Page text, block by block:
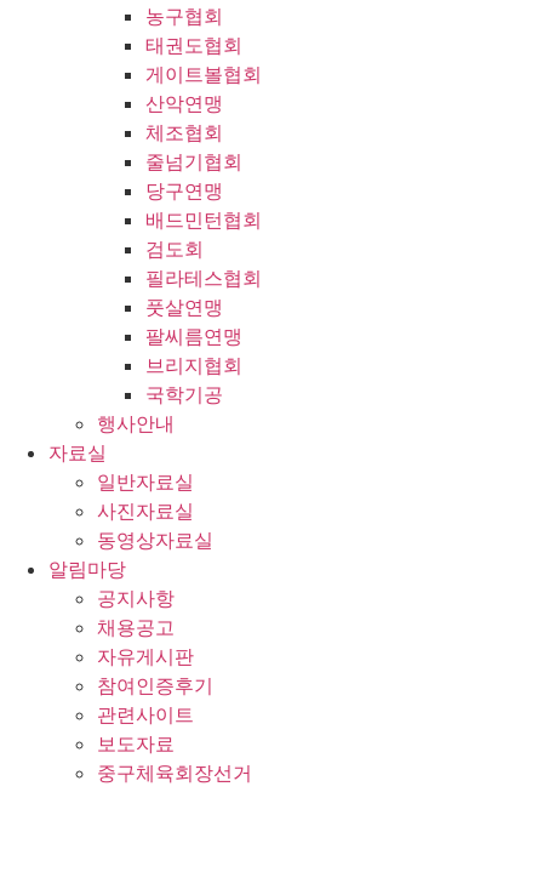
농구협회
태권도협회
게이트볼협회
산악연맹
체조협회
줄넘기협회
당구연맹
배드민턴협회
검도회
필라테스협회
풋살연맹
팔씨름연맹
브리지협회
국학기공
행사안내
자료실
일반자료실
사진자료실
동영상자료실
알림마당
공지사항
채용공고
자유게시판
참여인증후기
관련사이트
보도자료
중구체육회장선거